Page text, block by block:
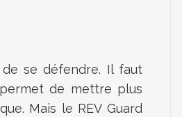
se défendre. Il faut
de mettre plus
Mais le REV Guard